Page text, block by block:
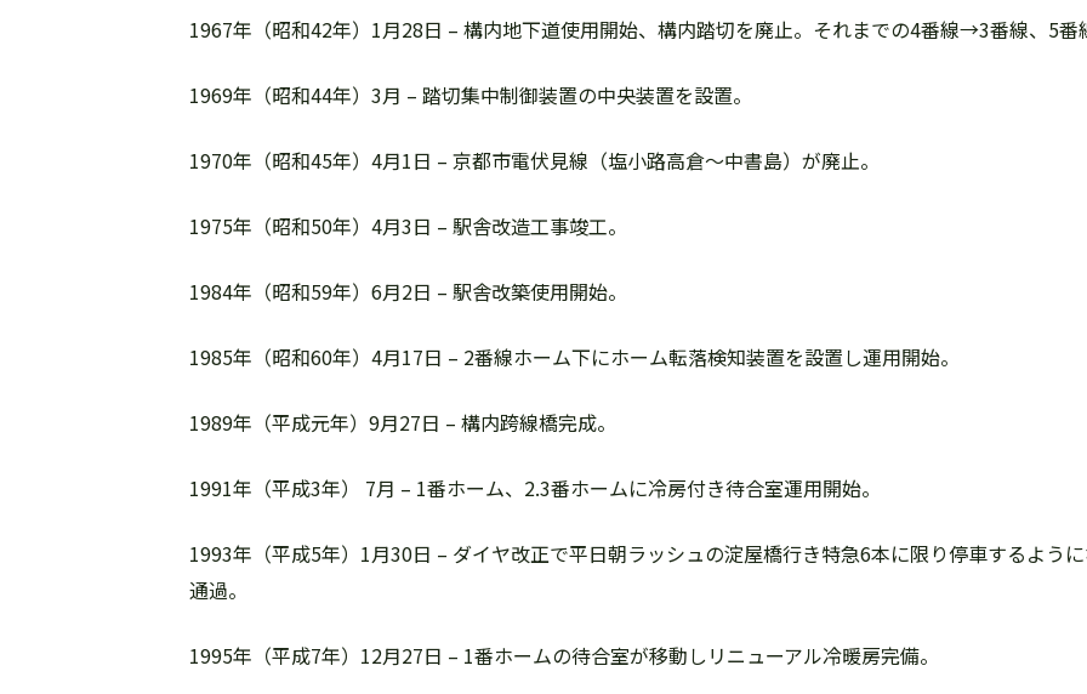
1967年（昭和42年）1月28日 – 構内地下道使用開始、構内踏切を廃止。それまでの4番線→3番線、5番
1969年（昭和44年）3月 – 踏切集中制御装置の中央装置を設置。
1970年（昭和45年）4月1日 – 京都市電伏見線（塩小路高倉～中書島）が廃止。
1975年（昭和50年）4月3日 – 駅舎改造工事竣工。
1984年（昭和59年）6月2日 – 駅舎改築使用開始。
1985年（昭和60年）4月17日 – 2番線ホーム下にホーム転落検知装置を設置し運用開始。
1989年（平成元年）9月27日 – 構内跨線橋完成。
1991年（平成3年） 7月 – 1番ホーム、2.3番ホームに冷房付き待合室運用開始。
1993年（平成5年）1月30日 – ダイヤ改正で平日朝ラッシュの淀屋橋行き特急6本に限り停車するよう
通過。
1995年（平成7年）12月27日 – 1番ホームの待合室が移動しリニューアル冷暖房完備。